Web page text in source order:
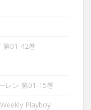
第01-42巻
レン 第01-15巻
Playboy